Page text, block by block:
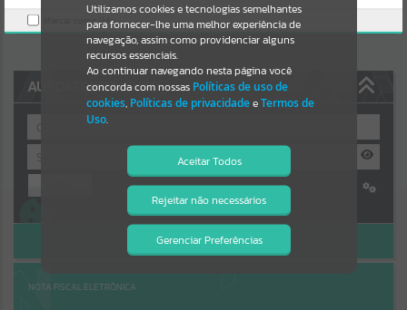
Por favor, aguarde...
NOTÍCIAS
Por favor, aguarde...
Por favor, aguarde...
AUTOATENDIMENTO
Cadastre-se|Recuperar Senha
ACESSAR SEM LOGIN
NOTA FISCAL ELETRÔNICA
Utilizamos cookies e tecnologias semelhantes
para fornecer-lhe uma melhor experiência de
navegação, assim como providenciar alguns
recursos essenciais.
Ao continuar navegando nesta página você
concorda com nossas Políticas de uso de
cookies, Políticas de privacidadeeTermos de
Uso.
Aceitar Todos
Rejeitar não necessários
Gerenciar Preferências
Isto significa que diversos recursos
providenciados poderão não estar
Marcar como lido.